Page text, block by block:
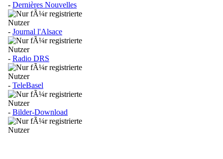
- Dernières Nouvelles
- Journal l'Alsace
- Radio DRS
- TeleBasel
- Bilder-Download